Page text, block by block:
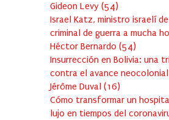
Gideon Levy (54)
Israel Katz, ministro israelí
criminal de guerra a mucha
Héctor Bernardo (54)
Insurrección en Bolivia: una
contra el avance neocolonial
Jérôme Duval (16)
Cómo transformar un
lujo en tiempos del